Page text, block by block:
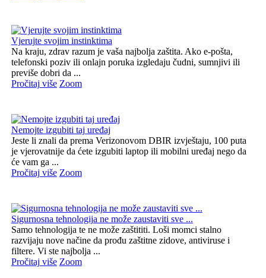
Vjerujte svojim instinktima
Na kraju, zdrav razum je vaša najbolja zaštita. Ako e-pošta,
telefonski poziv ili onlajn poruka izgledaju čudni, sumnjivi ili
previše dobri da ...
Pročitaj više Zoom
Nemojte izgubiti taj uređaj
Jeste li znali da prema Verizonovom DBIR izvještaju, 100 puta
je vjerovatnije da ćete izgubiti laptop ili mobilni uređaj nego da
će vam ga ...
Pročitaj više Zoom
Sigurnosna tehnologija ne može zaustaviti sve ...
Samo tehnologija te ne može zaštititi. Loši momci stalno
razvijaju nove načine da prođu zaštitne zidove, antiviruse i
filtere. Vi ste najbolja ...
Pročitaj više Zoom